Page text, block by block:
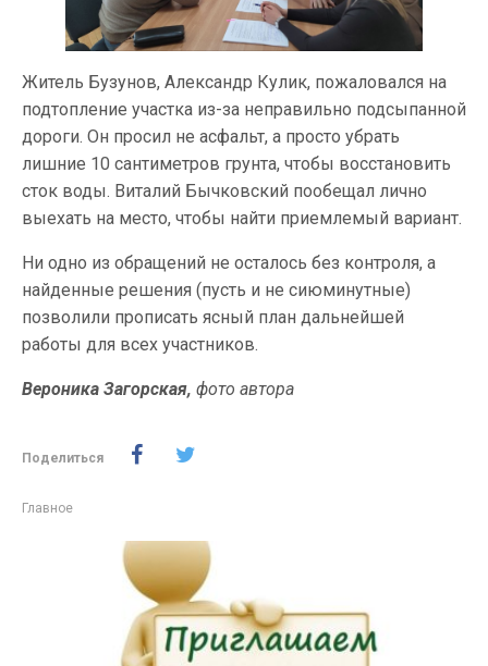
Житель Бузунов, Александр Кулик, пожаловался на
подтопление участка из-за неправильно подсыпанной
дороги. Он просил не асфальт, а просто убрать
лишние 10 сантиметров грунта, чтобы восстановить
сток воды. Виталий Бычковский пообещал лично
выехать на место, чтобы найти приемлемый вариант.
Ни одно из обращений не осталось без контроля, а
найденные решения (пусть и не сиюминутные)
позволили прописать ясный план дальнейшей
работы для всех участников.
Вероника Загорская, фото автора
Поделиться
Главное